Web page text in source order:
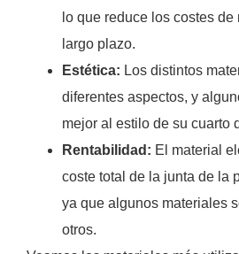
lo que reduce los costes
largo plazo.
Estética: Los distintos
diferentes aspectos, y
mejor al estilo de su cuarto
Rentabilidad: El material
coste total de la junta de la
ya que algunos materiales
otros.